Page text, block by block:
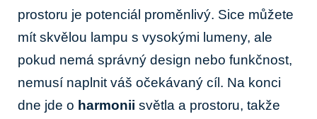
prostoru je potenciál proměnlivý. Sice můžete
mít skvělou lampu s vysokými lumeny, ale
pokud nemá správný design nebo funkčnost,
nemusí naplnit váš očekávaný cíl. Na konci
dne jde o harmonii světla a prostoru, takže